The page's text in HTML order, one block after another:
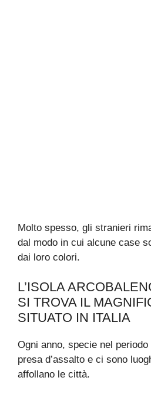
Molto spesso, gli stranieri
dal modo in cui alcune case
dai loro colori.
L’ISOLA
SI TROVA IL
SITUATO IN ITALIA
Ogni anno, specie nel periodo
presa d’assalto e ci sono
affollano le città.